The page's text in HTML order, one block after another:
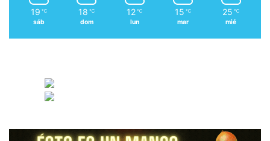
19 ℃
sáb
18 ℃
dom
12 ℃
lun
15 ℃
mar
25 ℃
mié